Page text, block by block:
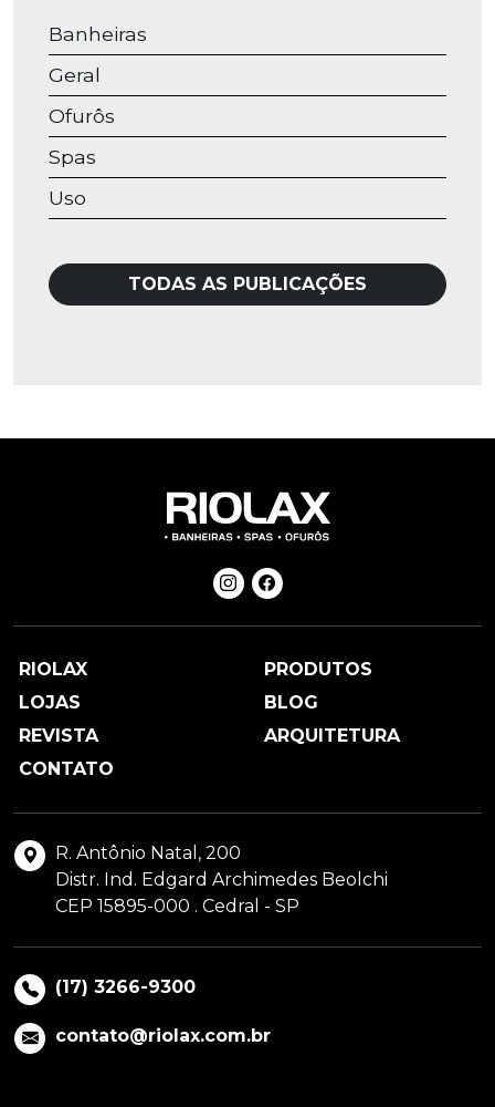
Banheiras
Geral
Ofurôs
Spas
Uso
TODAS AS PUBLICAÇÕES
RIOLAX
PRODUTOS
LOJAS
BLOG
REVISTA
ARQUITETURA
CONTATO
R. Antônio Natal, 200
Distr. Ind. Edgard Archimedes Beolchi
CEP 15895-000 . Cedral - SP
(17) 3266-9300
contato@riolax.com.br